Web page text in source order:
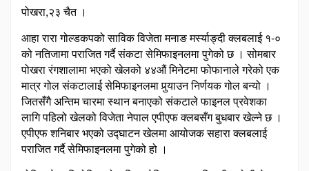
पोखरा,२३ चैत ।
आहा रारा गोल्डकपको साविक विजेता मनाङ मर्स्याङ्दी क्लबलाई १-०
को नतिजामा पराजित गर्दै संकटा सेमिफाइनलमा पुगेको छ । सोमबार
पोखरा रंगशालामा भएको खेलको ४४औं मिनेटमा फोफानाले गरेको एक
मात्र गोल संकटालाई सेमिफाइनलमा पुर्‍याउन निर्णयक गोल बन्यो ।
जितसँगै अन्तिम चारमा स्थान बनाएको संकटाले फाइनल प्रवेशका
लागि पहिलो खेलको विजेता नेपाल एपीएफ क्लबसँग बुधबार खेल्ने छ ।
एपीएफ शनिबार भएको उद्‍घाटन खेलमा आयोजक सहारा क्लबलाई
पराजित गर्दै सेमिफाइनलमा पुगेको हो ।